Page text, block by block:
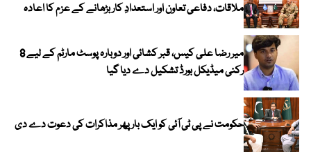
ملاقات، دفاعی تعاون اور استعدادِ کار بڑھانے کے عزم کا اعادہ
میر رضا علی کیس، قبر کشائی اور دوبارہ پوسٹ مارٹم کے لیے 8
رکنی میڈیکل بورڈ تشکیل دے دیا گیا
حکومت نے پی ٹی آئی کو ایک بارپھر مذاکرات کی دعوت دے دی